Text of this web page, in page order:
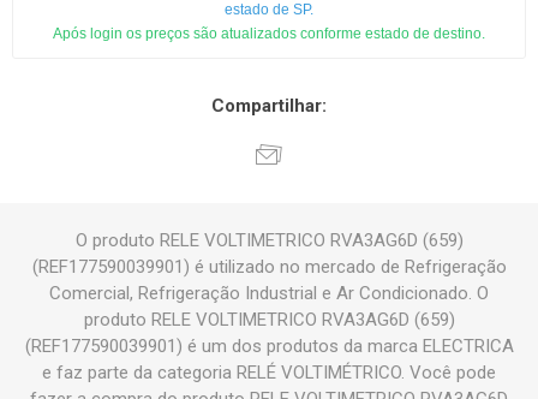
estado de SP.
Após login os preços são atualizados conforme estado de destino.
Compartilhar:
O produto RELE VOLTIMETRICO RVA3AG6D (659)
(REF177590039901) é utilizado no mercado de Refrigeração
Comercial, Refrigeração Industrial e Ar Condicionado. O
produto RELE VOLTIMETRICO RVA3AG6D (659)
(REF177590039901) é um dos produtos da marca ELECTRICA
e faz parte da categoria RELÉ VOLTIMÉTRICO. Você pode